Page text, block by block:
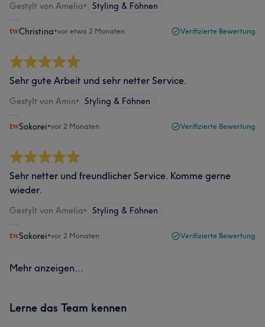
Gestylt von Amelia• Styling & Föhnen
Christina•vor etwa 2 Monaten Verifizierte Bewertung
Sehr gute Arbeit und sehr netter Service.
Gestylt von Amin• Styling & Föhnen
Sokorei•vor 2 Monaten Verifizierte Bewertung
Sehr netter und freundlicher Service. Komme gerne
wieder.
Gestylt von Amelia• Styling & Föhnen
Sokorei•vor 2 Monaten Verifizierte Bewertung
Mehr anzeigen...
Lerne das Team kennen